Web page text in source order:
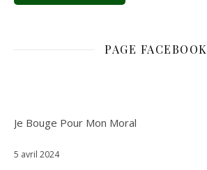
PAGE FACEBOOK
Je Bouge Pour Mon Moral
5 avril 2024